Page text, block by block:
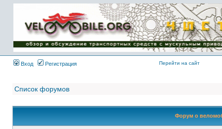
Имя пользователя:
Пароль:
{ LOG_ME_IN_SHORT
}
Вход
Регистрация Перейти на сайт
Список форумов
Форум о